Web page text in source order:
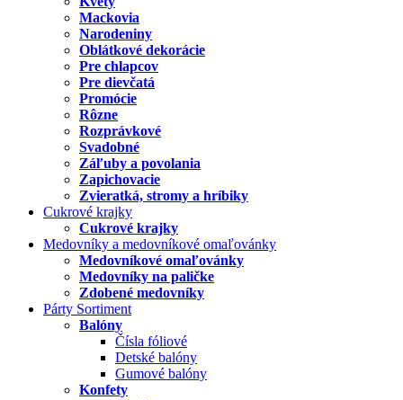
Mackovia
Narodeniny
Oblátkové dekorácie
Pre chlapcov
Pre dievčatá
Promócie
Rôzne
Rozprávkové
Svadobné
Záľuby a povolania
Zapichovacie
Zvieratká, stromy a hríbiky
Cukrové krajky
Cukrové krajky
Medovníky a medovníkové omaľovánky
Medovníkové omaľovánky
Medovníky na paličke
Zdobené medovníky
Párty Sortiment
Balóny
Čísla fóliové
Detské balóny
Gumové balóny
Konfety